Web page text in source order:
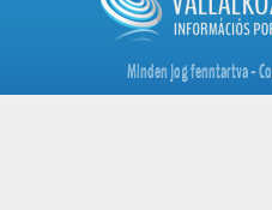
Minden jog fenntartva -